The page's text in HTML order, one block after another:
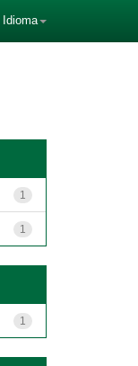
Idioma
1
1
1